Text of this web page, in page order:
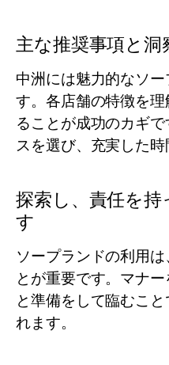
主な推奨事項と洞
中洲には魅力的なソ
す。各店舗の特徴を
ることが成功のカギ
スを選び、充実した時
探索し、責任を
す
ソープランドの利用
とが重要です。マナ
と準備をして臨むこ
れます。